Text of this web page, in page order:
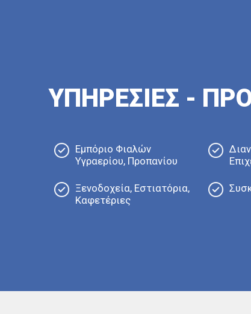
ΥΠΗΡΕΣΙΕΣ -
Εμπόριο Φιαλών
Υγραερίου, Προπανίου
Ξενοδοχεία, Εστιατόρια,
Καφετέριες